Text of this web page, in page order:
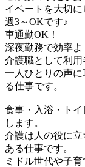
イベートを大切に
週3～OKです♪
車通勤OK！
深夜勤務で効率よ
介護職として利用
一人ひとりの声
る仕事です。
食事・入浴・ト
します。
介護は人の役に
ある仕事です。
ミドル世代や子